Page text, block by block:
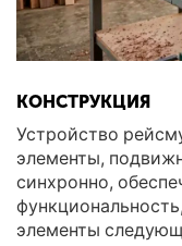
КОНСТРУКЦИЯ
Устройство
элементы,
синхронно,
элементы